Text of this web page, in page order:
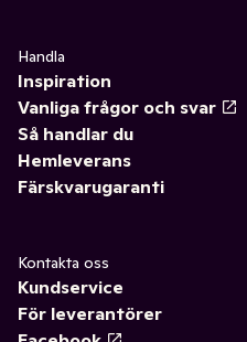
Handla
Inspiration
Vanliga frågor och svar
Så handlar du
Hemleverans
Färskvarugaranti
Kontakta oss
Kundservice
För leverantörer